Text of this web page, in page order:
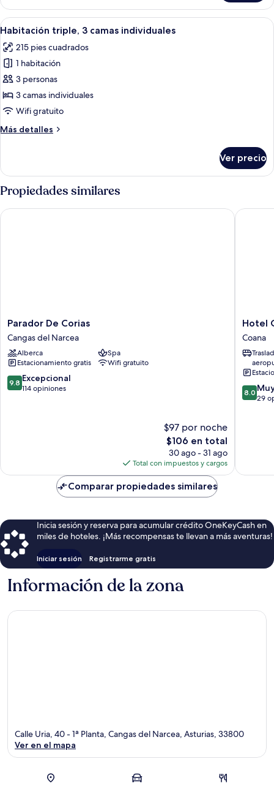
individual
Abrir
todas
las
fotos
de
Habitación
triple,
camas
Una habitación de hotel con dos
8
Habitación triple, 3 camas individuales
215 pies cuadrados
1 habitación
3 personas
3 camas individuales
Wifi gratuito
Más detalles
Más
triple,
3
camas
individuales
Ver precio
Propiedades similares
Parador
De
Corias
Cangas
del
Narcea
Parador De Corias
Cangas del Narcea
Alberca
Spa
Estacionamiento gratis
Wifi gratuito
9.8
de
9.8 Excepcional
114 opiniones
$97 por noche
El
precio
actual
es
de
$106
$106 en total
30 ago - 31 ago
Total con impuestos y cargos
Parador De Corias
Hotel
Capellan
Coana
Hotel
Coana
8.0
de
8.0
29
Hotel
Comparar propiedades similares
Inicia sesión y reserva para acumular crédito OneKeyCash en
miles de hoteles. ¡Más recompensas te llevan a más aventuras!
Iniciar sesión Registrarme gratis
Información de la zona
Sección del mapa
Calle Uria, 40 - 1ª Planta, Cangas del Narcea, Asturias, 33800
Ver en el mapa